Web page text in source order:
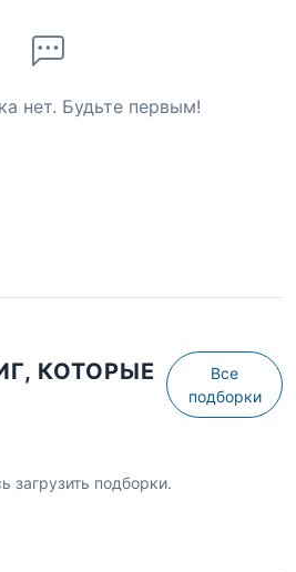
нет. Будьте первым!
КОТОРЫЕ
Все
подборки
загрузить подборки.